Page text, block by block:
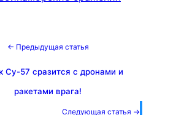
← Предыдущая статья
Су-57 сразится с дронами и
ракетами врага!
Следующая статья →